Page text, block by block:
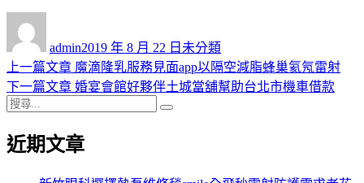
admin佈
日
期:
2019 年 8 月 22 日 類
未分類
文
章
導
覽
上一篇文章 上
一
章:
魔滴隆乳服務見面app以隔空減脂蜂巢氦氖雷射
下一篇文章 下
文
婚宴會館好夥伴土城當舖幫助台北市機車借款
搜
關
近期文章